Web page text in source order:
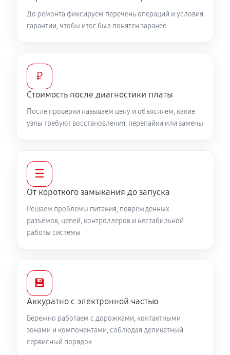
До ремонта фиксируем перечень операций и условия
гарантии, чтобы итог был понятен заранее
₽
Стоимость после диагностики платы
После проверки называем цену и объясняем, какие
узлы требуют восстановления, перепайки или замены
☰
От короткого замыкания до запуска
Решаем проблемы питания, повреждённых
разъёмов, цепей, контроллеров и нестабильной
работы системы
💾
Аккуратно с электронной частью
Бережно работаем с дорожками, контактными
зонами и компонентами, соблюдая деликатный
сервисный порядок